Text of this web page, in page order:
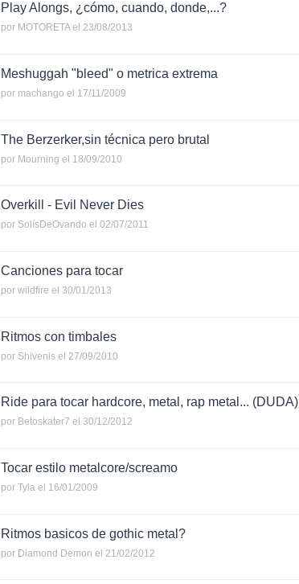
Play Alongs, ¿cómo, cuando, donde,...?
por MOTORETAel 23/08/2013
Meshuggah "bleed" o metrica extrema
por machango el 17/11/2009
The Berzerker,sin técnica pero brutal
por Mourning el 18/09/2010
Overkill - Evil Never Dies
por SolísDeOvando el 02/07/2011
Canciones para tocar
por wildfire el 30/01/2013
Ritmos con timbales
por Shivenis el 27/09/2010
Ride para tocar hardcore, metal, rap metal... (DUDA)
por Betoskater7 el 30/12/2012
Tocar estilo metalcore/screamo
por Tyla el 16/01/2009
Ritmos basicos de gothic metal?
por Diamond Demon el 21/02/2012